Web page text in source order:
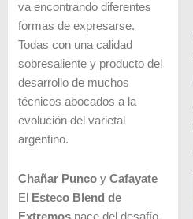
va encontrando diferentes
formas de expresarse.
Todas con una calidad
sobresaliente y producto del
desarrollo de muchos
técnicos abocados a la
evolución del varietal
argentino.
Chañar Puncoy Cafayate
El
Esteco Blend de